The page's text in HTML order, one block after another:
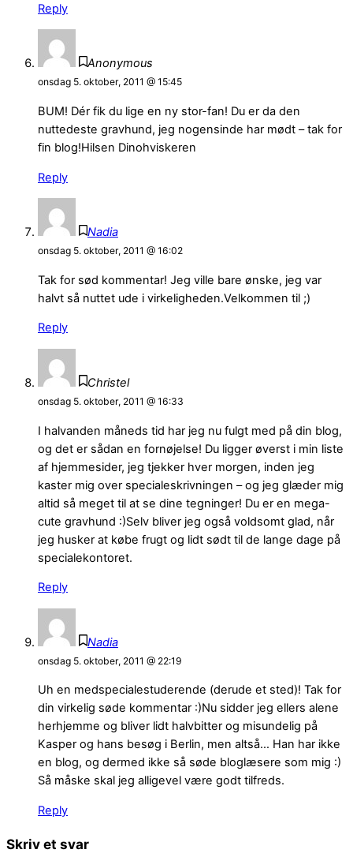
Reply
Anonymous
onsdag 5. oktober, 2011 @ 15:45
BUM! Dér fik du lige en ny stor-fan! Du er da den
nuttedeste gravhund, jeg nogensinde har mødt – tak for
fin blog!Hilsen Dinohviskeren
Reply
Nadia
onsdag 5. oktober, 2011 @ 16:02
Tak for sød kommentar! Jeg ville bare ønske, jeg var
halvt så nuttet ude i virkeligheden.Velkommen til ;)
Reply
Christel
onsdag 5. oktober, 2011 @ 16:33
I halvanden måneds tid har jeg nu fulgt med på din blog,
og det er sådan en fornøjelse! Du ligger øverst i min liste
af hjemmesider, jeg tjekker hver morgen, inden jeg
kaster mig over specialeskrivningen – og jeg glæder mig
altid så meget til at se dine tegninger! Du er en mega-
cute gravhund :)Selv bliver jeg også voldsomt glad, når
jeg husker at købe frugt og lidt sødt til de lange dage på
specialekontoret.
Reply
Nadia
onsdag 5. oktober, 2011 @ 22:19
Uh en medspecialestuderende (derude et sted)! Tak for
din virkelig søde kommentar :)Nu sidder jeg ellers alene
herhjemme og bliver lidt halvbitter og misundelig på
Kasper og hans besøg i Berlin, men altså… Han har ikke
en blog, og dermed ikke så søde bloglæsere som mig :)
Så måske skal jeg alligevel være godt tilfreds.
Reply
Skriv et svar